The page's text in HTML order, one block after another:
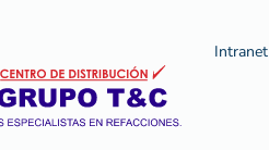
Intranet